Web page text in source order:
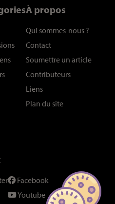
À propos
Qui sommes-nous ?
Contact
Soumettre un article
Contributeurs
Liens
Plan du site
Facebook
Youtube